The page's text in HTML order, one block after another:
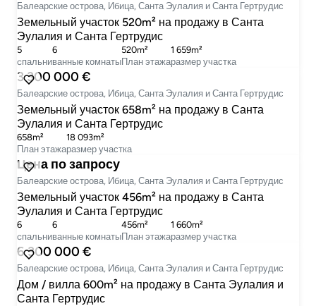
Балеарские острова, Ибица, Санта Эулалия и Санта Гертрудис
Земельный участок 520m² на продажу в Санта
Эулалия и Санта Гертрудис
cпальни
5
ванные комнаты
6
План этажа
520m²
размер участка
1 659m²
3 300 000 €
Балеарские острова, Ибица, Санта Эулалия и Санта Гертрудис
Земельный участок 658m² на продажу в Санта
Эулалия и Санта Гертрудис
План этажа
658m²
размер участка
18 093m²
Цена по запросу
Балеарские острова, Ибица, Санта Эулалия и Санта Гертрудис
Земельный участок 456m² на продажу в Санта
Эулалия и Санта Гертрудис
cпальни
6
ванные комнаты
6
План этажа
456m²
размер участка
1 660m²
6 300 000 €
Балеарские острова, Ибица, Санта Эулалия и Санта Гертрудис
Дом / вилла 600m² на продажу в Санта Эулалия и
Санта Гертрудис